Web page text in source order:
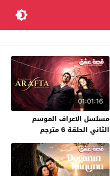
01:01:16
مسلسل الاعراف الموسم
الثاني الحلقة 6 مترجم